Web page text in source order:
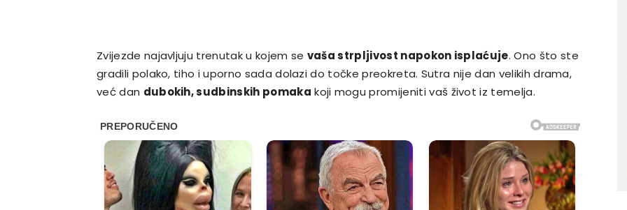
Zvijezde najavljuju trenutak u kojem se vaša strpljivost napokon isplaćuje. Ono što ste
gradili polako, tiho i uporno sada dolazi do točke preokreta. Sutra nije dan velikih drama,
već dan dubokih, sudbinskih pomaka koji mogu promijeniti vaš život iz temelja.